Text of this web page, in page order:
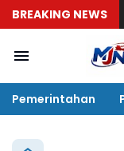
BREAKING NEWS
Pemerintahan